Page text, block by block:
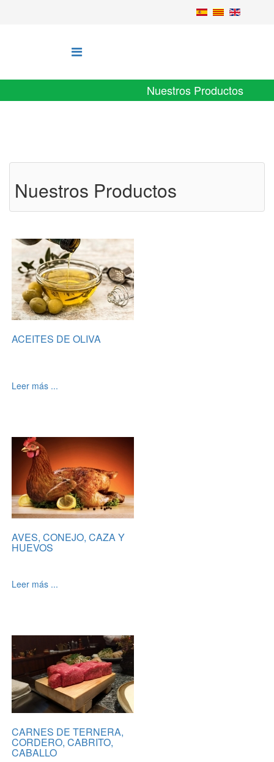
Nuestros Productos
Nuestros Productos
ACEITES DE OLIVA
Leer más ...
AVES, CONEJO, CAZA Y
HUEVOS
Leer más ...
CARNES DE TERNERA,
CORDERO, CABRITO,
CABALLO